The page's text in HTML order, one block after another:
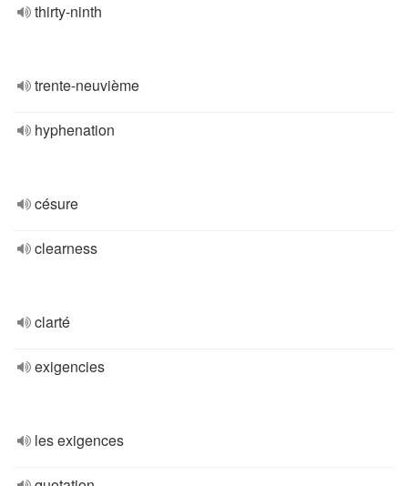
thirty-ninth
trente-neuvième
hyphenation
césure
clearness
clarté
exigencies
les exigences